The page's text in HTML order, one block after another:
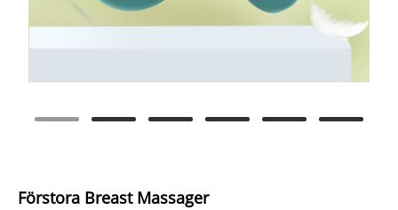
Förstora Breast Massager